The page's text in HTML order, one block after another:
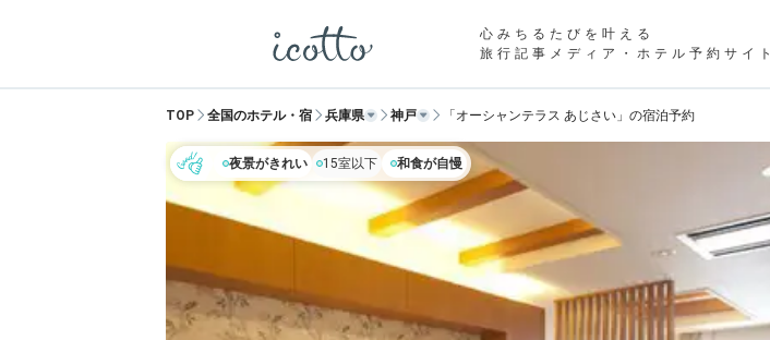
心みちるたびを叶える
旅行記事メディア・ホテル予約サイト
TOP 全国のホテル・宿 兵庫県 神戸 「オーシャンテラス あじさい」の宿泊予約
夜景がきれい 15室以下 和食が自慢